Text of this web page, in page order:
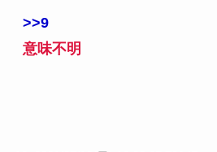
>>9
意味不明